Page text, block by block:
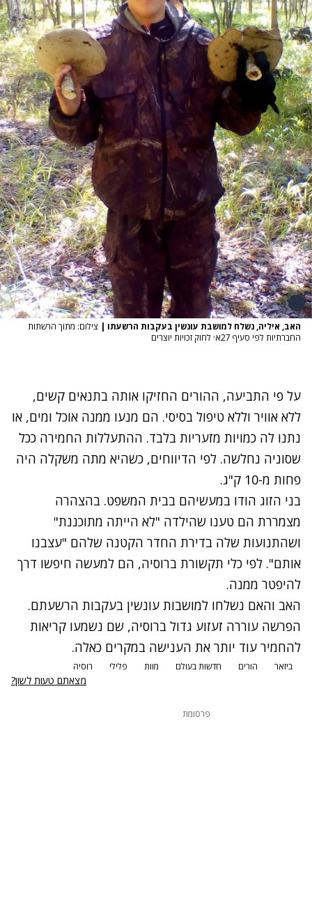
האב, איליה, נשלח למושבת עונשין בעקבות הרשעתו | צילום: מתוך הרשתות
החברתיות לפי סעיף 27א׳ לחוק זכויות יוצרים
על פי התביעה, ההורים החזיקו אותה בתנאים קשים,
ללא אוויר וללא טיפול בסיסי. הם מנעו ממנה אוכל ומים, או
נתנו לה כמויות מזעריות בלבד. ההתעללות החמירה ככל
שסוניה נחלשה. לפי הדיווחים, כשהיא מתה משקלה היה
פחות מ-10 ק"ג.
בני הזוג הודו במעשיהם בבית המשפט. בהצהרה
מצמררת הם טענו שהילדה "לא הייתה מתוכננת"
ושהתנועות שלה בדירת החדר הקטנה שלהם "עצבנו
אותם". לפי כלי תקשורת ברוסיה, הם למעשה חיפשו דרך
להיפטר ממנה.
האב והאם נשלחו למושבות עונשין בעקבות הרשעתם.
הפרשה עוררה זעזוע גדול ברוסיה, שם נשמעו קריאות
להחמיר עוד יותר את הענישה במקרים כאלה.
ביזאר הורים חדשות בעולם מוות פלילי רוסיה
מצאתם טעות לשון?
פרסומת